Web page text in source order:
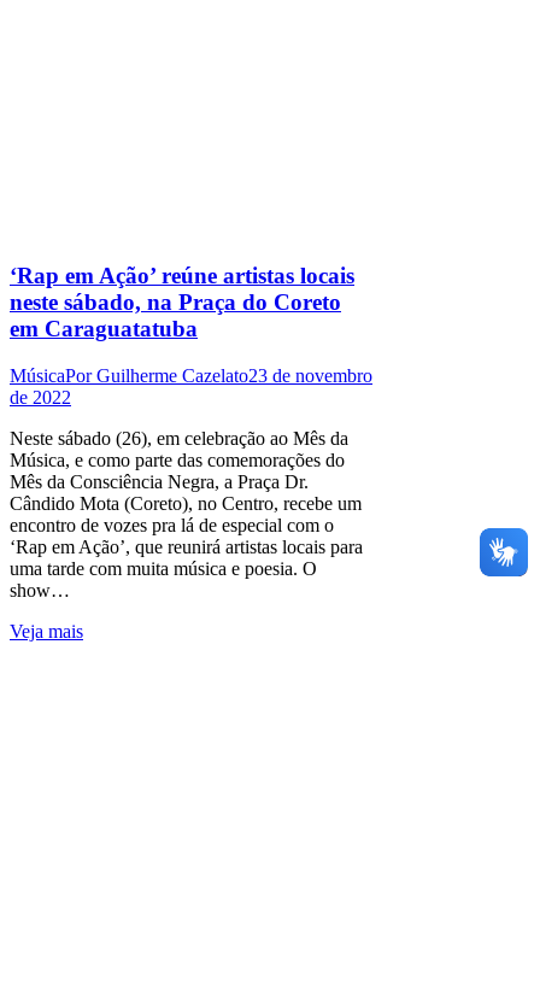
‘Rap em Ação’ reúne artistas locais
neste sábado, na Praça do Coreto
em Caraguatatuba
MúsicaPorGuilherme Cazelato23 de novembro
de 2022
Neste sábado (26), em celebração ao Mês da
Música, e como parte das comemorações do
Mês da Consciência Negra, a Praça Dr.
Cândido Mota (Coreto), no Centro, recebe um
encontro de vozes pra lá de especial com o
‘Rap em Ação’, que reunirá artistas locais para
uma tarde com muita música e poesia. O
show…
Veja mais